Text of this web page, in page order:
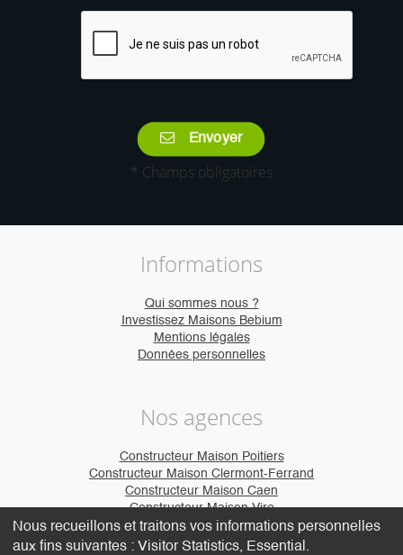
Envoyer
* Champs obligatoires
Informations
Qui sommes nous ?
Investissez Maisons Bebium
Mentions légales
Données personnelles
Nos agences
Constructeur Maison Poitiers
Constructeur Maison Clermont-Ferrand
Constructeur Maison Caen
Constructeur Maison Vire
Nous recueillons et traitons vos informations personnelles
aux fins suivantes : Visitor Statistics, Essential .